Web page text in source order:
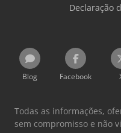
Declaração
Blog Facebook
Todas as informações,
sem compromisso e não